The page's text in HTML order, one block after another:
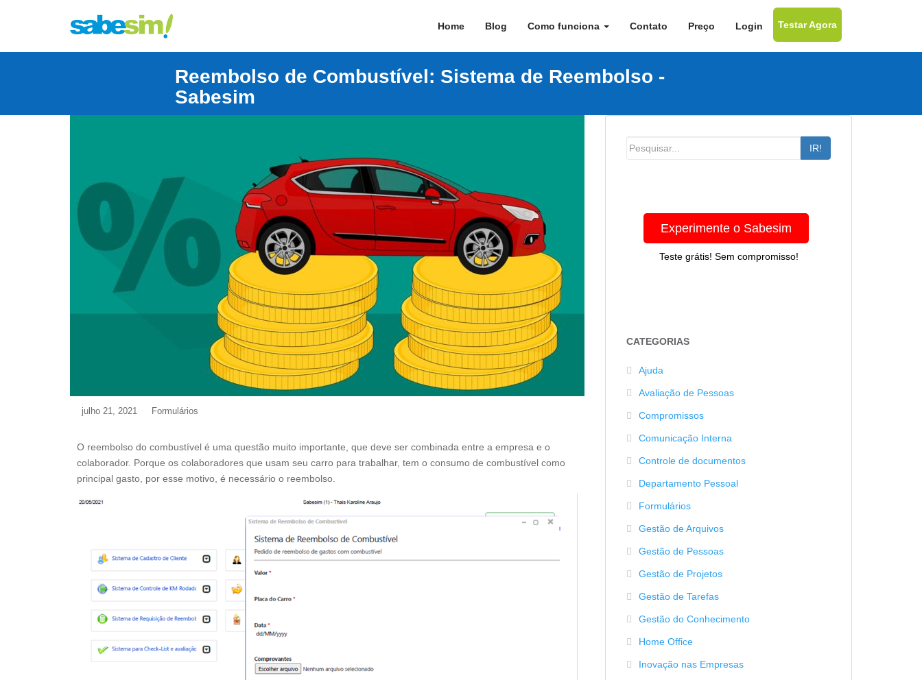
Home Blog Como funciona Contato Preço Login Testar Agora
Reembolso de Combustível: Sistema de Reembolso -
Sabesim
julho 21, 2021 Formulários
O reembolso do combustível é uma questão muito importante, que deve ser combinada entre a empresa e o
colaborador. Porque os colaboradores que usam seu carro para trabalhar, tem o consumo de combustível como
principal gasto, por esse motivo, é necessário o reembolso.
IR!
Experimente o Sabesim
Teste grátis! Sem compromisso!
CATEGORIAS
Ajuda
Avaliação de Pessoas
Compromissos
Comunicação Interna
Controle de documentos
Departamento Pessoal
Formulários
Gestão de Arquivos
Gestão de Pessoas
Gestão de Projetos
Gestão de Tarefas
Gestão do Conhecimento
Home Office
Inovação nas Empresas